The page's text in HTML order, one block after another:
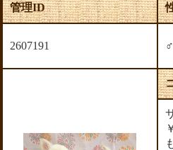
管理ID
2607191